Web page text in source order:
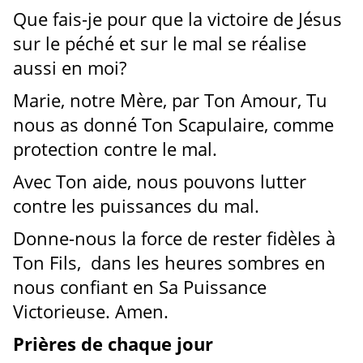
Que fais-je pour que la victoire de Jésus
sur le péché et sur le mal se réalise
aussi en moi?
Marie, notre Mère, par Ton Amour, Tu
nous as donné Ton Scapulaire, comme
protection contre le mal.
Avec Ton aide, nous pouvons lutter
contre les puissances du mal.
Donne-nous la force de rester fidèles à
Ton Fils, dans les heures sombres en
nous confiant en Sa Puissance
Victorieuse. Amen.
Prières de chaque jour